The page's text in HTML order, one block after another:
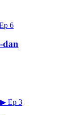
6
dan
▶ Ep 3